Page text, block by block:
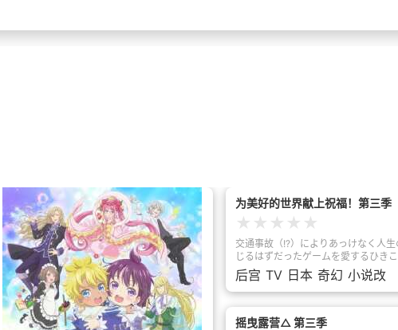
と宇宙の存亡を賭けて紡がれる、壮
話。
为美好的世界献上祝福！第三季
★ ★ ★ ★ ★
交通事故（!?）によりあっけなく人
じるはずだったゲームを愛するひき
藤和真（カズマ）は、ひょんなこと
神・アクアを道連れに異世界転生す
「RPGゲームのような異世界で、憧
生活エンジョイ！めざせ勇者！」と
たのも束の間、転生したカズマには
后宫 TV 日本 奇幻 小说改
摇曳露营△ 第三季